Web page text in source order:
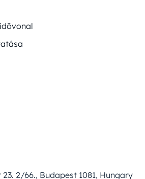
2/66., Budapest 1081, Hungary